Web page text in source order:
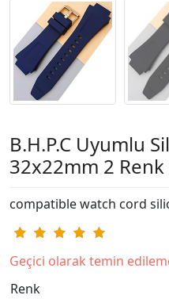
B.H.P.C Uyumlu
32x22mm 2
compatible watch cord
Geçici olarak temin
Renk